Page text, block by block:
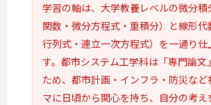
学習の軸は、大学教養レベルの微分
関数・微分方程式・重積分）と線形代
行列式・連立一次方程式）を一通り仕
す。都市システム工学科は「専門論文
ため、都市計画・インフラ・防災など
マに日頃から関心を持ち、自分の考え